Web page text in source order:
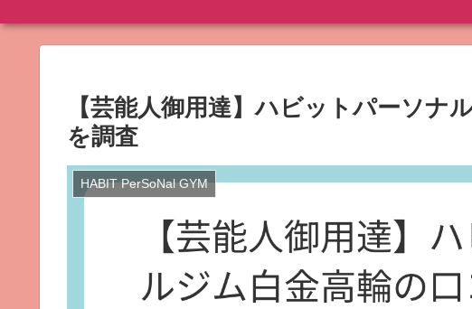
【芸能人御用達】ハビットパーソナ
を調査
HABIT PerSoNal GYM